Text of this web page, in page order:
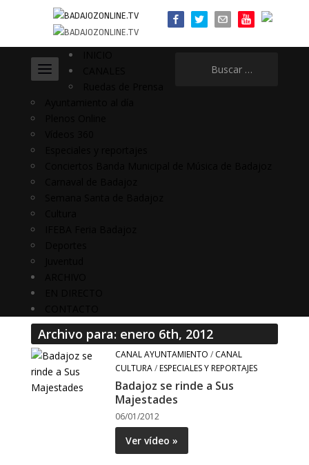
Archivo para: enero 6th, 2012
CANAL AYUNTAMIENTO / CANAL
CULTURA/ESPECIALES Y REPORTAJES
Badajoz se rinde a Sus
Majestades
06/01/2012
Ver vídeo »